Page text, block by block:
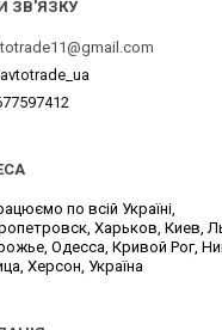
по всій Україні,
Харьков, Киев,
Одесса, Кривой Рог,
Херсон, Україна